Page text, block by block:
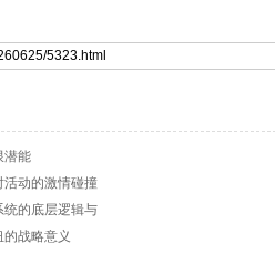
潜能
动的激情碰撞
的底层逻辑与
战略意义